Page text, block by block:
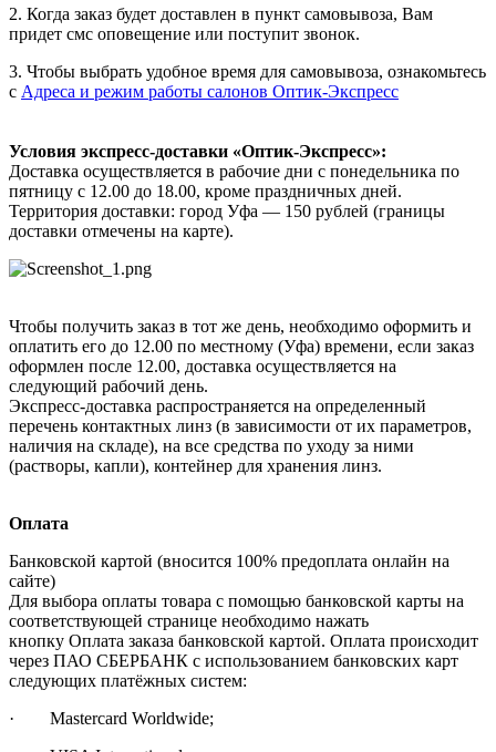
2. Когда заказ будет доставлен в пункт самовывоза, Вам
придет смс оповещение или поступит звонок.
3. Чтобы выбрать удобное время для самовывоза, ознакомьтесь
с Адреса и режим работы салонов Оптик-Экспресс
Условия экспресс-доставки «Оптик-Экспресс»:
Доставка осуществляется в рабочие дни с понедельника по
пятницу с 12.00 до 18.00, кроме праздничных дней.
Территория доставки: город Уфа — 150 рублей (границы
доставки отмечены на карте).
Чтобы получить заказ в тот же день, необходимо оформить и
оплатить его до 12.00 по местному (Уфа) времени, если заказ
оформлен после 12.00, доставка осуществляется на
следующий рабочий день.
Экспресс-доставка распространяется на определенный
перечень контактных линз (в зависимости от их параметров,
наличия на складе), на все средства по уходу за ними
(растворы, капли), контейнер для хранения линз.
Оплата
Банковской картой (вносится 100% предоплата онлайн на
сайте)
Для выбора оплаты товара с помощью банковской карты на
соответствующей странице необходимо нажать
кнопку Оплата заказа банковской картой. Оплата происходит
через ПАО СБЕРБАНК с использованием банковских карт
следующих платёжных систем:
· Mastercard Worldwide;